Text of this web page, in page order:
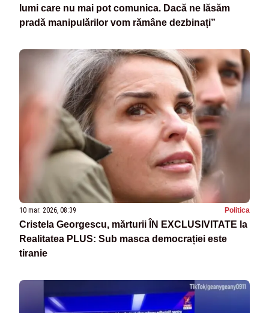
lumi care nu mai pot comunica. Dacă ne lăsăm
pradă manipulărilor vom rămâne dezbinați”
10 mar. 2026, 08:39 Politica
Cristela Georgescu, mărturii ÎN EXCLUSIVITATE la
Realitatea PLUS: Sub masca democrației este
tiranie